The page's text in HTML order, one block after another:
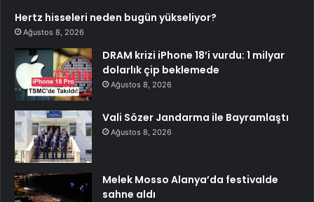
Hertz hisseleri neden bugün yükseliyor?
Ağustos 8, 2026
DRAM krizi iPhone 18’i vurdu: 1 milyar
dolarlık çip beklemede
Ağustos 8, 2026
Vali Sözer Jandarma ile Bayramlaştı
Ağustos 8, 2026
Melek Mosso Alanya’da festivalde
sahne aldı